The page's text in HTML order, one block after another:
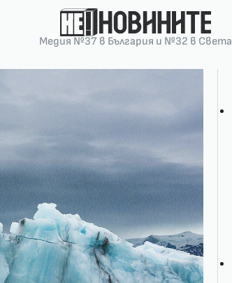
Медия №37 в България и №32 в Света